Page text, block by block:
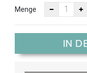
Menge
IN